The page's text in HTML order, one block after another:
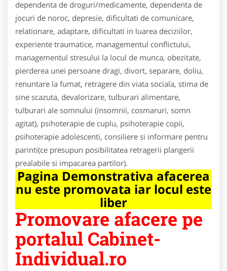
dependenta de droguri/medicamente, dependenta de
jocuri de noroc, depresie, dificultati de comunicare,
relationare, adaptare, dificultati in luarea deciziilor,
experiente traumatice, managementul conflictului,
managementul stresului la locul de munca, obezitate,
pierderea unei persoane dragi, divort, separare, doliu,
renuntare la fumat, retragere din viata sociala, stima de
sine scazuta, devalorizare, tulburari alimentare,
tulburari ale somnului (insomnii, cosmaruri, somn
agitat), psihoterapie de cuplu, psihoterapie copii,
psihoterapie adolescenti, consiliere si informare pentru
parinti(ce presupun posibilitatea retragerii plangerii
prealabile si impacarea partilor).
Pagina Demonstrativa afacerea
nu este promovata iar locul este
liber
Promovare afacere pe
portalul Cabinet-
Individual.ro